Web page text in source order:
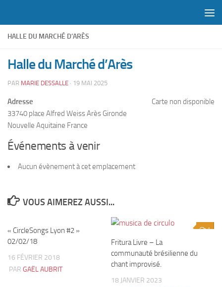
HALLE DU MARCHÉ D’ARÈS
Halle du Marché d’Arès
PAR MARIE DESSALLE · 19 MAI 2025
Carte non disponible
Adresse
33740 place Alfred Weiss Arès Gironde
Nouvelle Aquitaine France
Événements à venir
Aucun évènement à cet emplacement
VOUS AIMEREZ AUSSI...
« CircleSongs Lyon #2 »
02/02/18
16 FÉVRIER 2018
PAR GAËL AUBRIT
1
Fritura Livre – La
communauté brésilienne du
chant improvisé.
18 JANVIER 2023